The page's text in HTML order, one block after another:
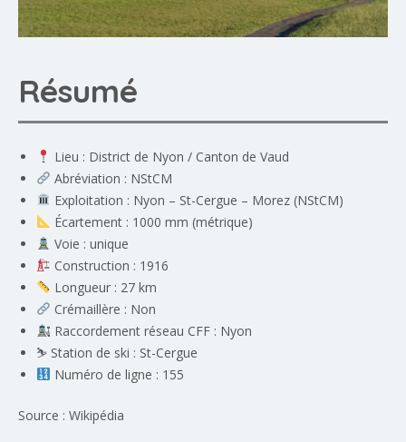
Résumé
Lieu : District de Nyon / Canton de Vaud
Abréviation : NStCM
Exploitation : Nyon – St-Cergue – Morez (NStCM)
Écartement : 1000 mm (métrique)
Voie : unique
Construction : 1916
Longueur : 27 km
Crémaillère : Non
Raccordement réseau CFF : Nyon
⛷️ Station de ski : St-Cergue
Numéro de ligne : 155
Source : Wikipédia